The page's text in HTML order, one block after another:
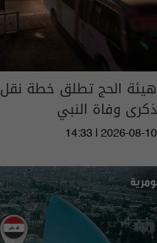
هيئة الحج تطلق خطة نقل
ذكرى وفاة النبي
14:33 | 2026-08-10